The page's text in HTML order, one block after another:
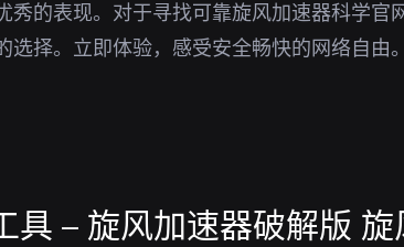
秀的表现。对于寻找可靠旋风加速器科学官
择。立即体验，感受安全畅快的网络自由。
具 – 旋风加速器破解版